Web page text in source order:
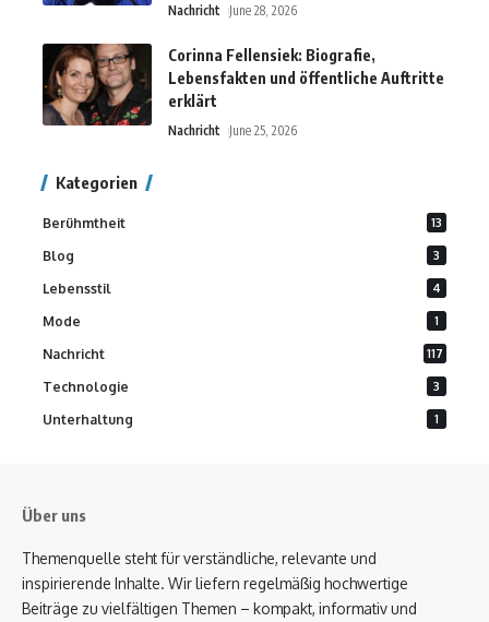
Nachricht June 28, 2026
Corinna Fellensiek: Biografie,
Lebensfakten und öffentliche Auftritte
erklärt
Nachricht June 25, 2026
Kategorien
Berühmtheit 13
Blog 3
Lebensstil 4
Mode 1
Nachricht 117
Technologie 3
Unterhaltung 1
Über uns
Themenquelle steht für verständliche, relevante und
inspirierende Inhalte. Wir liefern regelmäßig hochwertige
Beiträge zu vielfältigen Themen – kompakt, informativ und